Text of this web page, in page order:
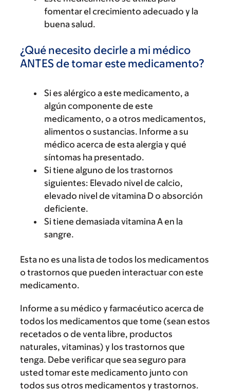
fomentar el crecimiento adecuado y la
buena salud.
¿Qué necesito decirle a mi médico
ANTES de tomar este medicamento?
Si es alérgico a este medicamento, a
algún componente de este
medicamento, o a otros medicamentos,
alimentos o sustancias. Informe a su
médico acerca de esta alergia y qué
síntomas ha presentado.
Si tiene alguno de los trastornos
siguientes: Elevado nivel de calcio,
elevado nivel de vitamina D o absorción
deficiente.
Si tiene demasiada vitamina A en la
sangre.
Esta no es una lista de todos los medicamentos
o trastornos que pueden interactuar con este
medicamento.
Informe a su médico y farmacéutico acerca de
todos los medicamentos que tome (sean estos
recetados o de venta libre, productos
naturales, vitaminas) y los trastornos que
tenga. Debe verificar que sea seguro para
usted tomar este medicamento junto con
todos sus otros medicamentos y trastornos.